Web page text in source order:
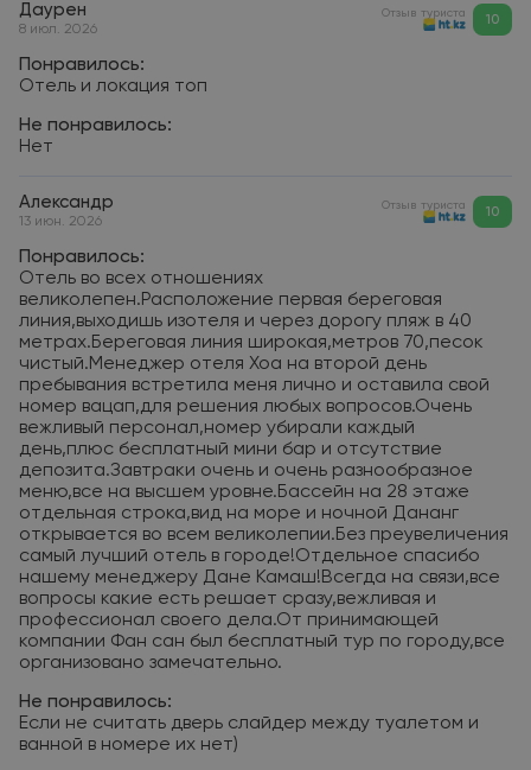
Даурен
8 июл. 2026
Отзыв туриста 10
Понравилось:
Отель и локация топ
Не понравилось:
Нет
Александр
13 июн. 2026
Отзыв туриста 10
Понравилось:
Отель во всех отношениях
великолепен.Расположение первая береговая
линия,выходишь изотеля и через дорогу пляж в 40
метрах.Береговая линия широкая,метров 70,песок
чистый.Менеджер отеля Хоа на второй день
пребывания встретила меня лично и оставила свой
номер вацап,для решения любых вопросов.Очень
вежливый персонал,номер убирали каждый
день,плюс бесплатный мини бар и отсутствие
депозита.Завтраки очень и очень разнообразное
меню,все на высшем уровне.Бассейн на 28 этаже
отдельная строка,вид на море и ночной Дананг
открывается во всем великолепии.Без преувеличения
самый лучший отель в городе!Отдельное спасибо
нашему менеджеру Дане Камаш!Всегда на связи,все
вопросы какие есть решает сразу,вежливая и
профессионал своего дела.От принимающей
компании Фан сан был бесплатный тур по городу,все
организовано замечательно.
Не понравилось:
Если не считать дверь слайдер между туалетом и
ванной в номере их нет)